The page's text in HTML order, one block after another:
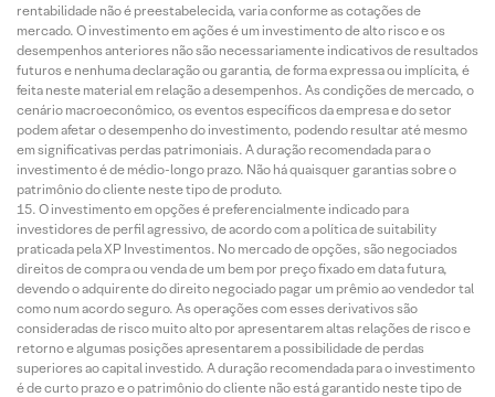
rentabilidade não é preestabelecida, varia conforme as cotações de
mercado. O investimento em ações é um investimento de alto risco e os
desempenhos anteriores não são necessariamente indicativos de resultados
futuros e nenhuma declaração ou garantia, de forma expressa ou implícita, é
feita neste material em relação a desempenhos. As condições de mercado, o
cenário macroeconômico, os eventos específicos da empresa e do setor
podem afetar o desempenho do investimento, podendo resultar até mesmo
em significativas perdas patrimoniais. A duração recomendada para o
investimento é de médio-longo prazo. Não há quaisquer garantias sobre o
patrimônio do cliente neste tipo de produto.
O investimento em opções é preferencialmente indicado para
investidores de perfil agressivo, de acordo com a política de suitability
praticada pela XP Investimentos. No mercado de opções, são negociados
direitos de compra ou venda de um bem por preço fixado em data futura,
devendo o adquirente do direito negociado pagar um prêmio ao vendedor tal
como num acordo seguro. As operações com esses derivativos são
consideradas de risco muito alto por apresentarem altas relações de risco e
retorno e algumas posições apresentarem a possibilidade de perdas
superiores ao capital investido. A duração recomendada para o investimento
é de curto prazo e o patrimônio do cliente não está garantido neste tipo de